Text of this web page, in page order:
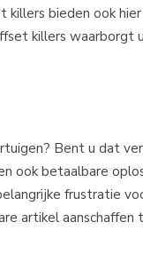
killers bieden ook
killers waarborgt
Bent u dat
ook betaalbare
frustratie
artikel